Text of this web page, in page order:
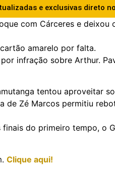
e exclusivas direto
com Cárceres e
amarelo por falta.
por infração sobre Arthur.
tentou aproveitar
de Zé Marcos permitiu
do primeiro tempo, o
Clique aqui!